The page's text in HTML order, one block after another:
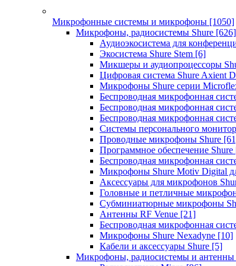
Микрофонные системы и микрофоны [1050]
Микрофоны, радиосистемы Shure [626]
Аудиоэкосистема для
Экосистема Shure Stem [6]
Микшеры и аудиопроцессоры
Цифровая система Shure Axient
Микрофоны Shure серии
Беспроводная микрофонная
Беспроводная микрофонная
Беспроводная микрофонная
Системы персонального
Проводные микрофоны Shure
Программное обеспечение Shure
Беспроводная микрофонная
Микрофоны Shure Motiv Digital
Аксессуары для микрофонов
Головные и петличные
Субминиатюрные микрофоны
Антенны RF Venue [21]
Беспроводная микрофонная
Микрофоны Shure Nexadyne [10]
Кабели и аксессуары Shure [5]
Микрофоны, радиосистемы и антенны